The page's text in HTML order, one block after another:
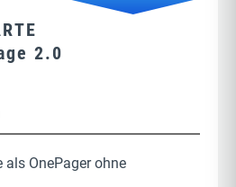
2.0
OnePager ohne